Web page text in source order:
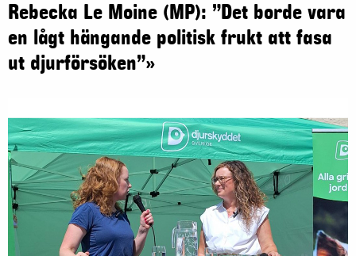
Rebecka Le Moine (MP): ”Det borde vara
en lågt hängande politisk frukt att fasa
ut djurförsöken”»